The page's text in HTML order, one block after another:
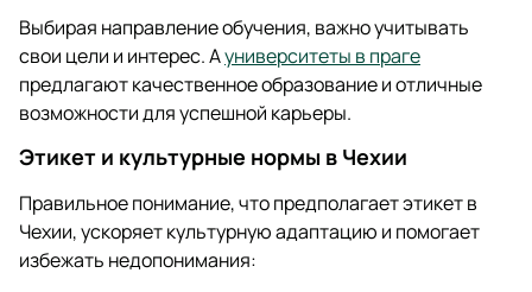
Выбирая направление обучения, важно учитывать
свои цели и интерес. Ауниверситеты в праге
предлагают качественное образование и отличные
возможности для успешной карьеры.
Этикет и культурные нормы в Чехии
Правильное понимание, что предполагает этикет в
Чехии, ускоряет культурную адаптацию и помогает
избежать недопонимания: